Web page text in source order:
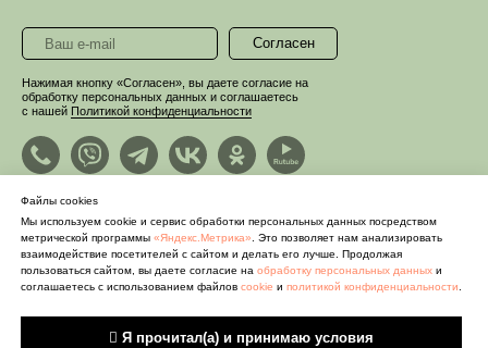
Нажимая кнопку «Согласен», вы даете согласие на
обработку персональных данных и соглашаетесь
с нашей Политикой конфиденциальности
Согласен
краеведческий музей имени А.К. Кузнецова»
Файлы cookies
Мы используем cookie и сервис обработки персональных данных посредством
метрической программы «Яндекс.Метрика». Это позволяет нам анализировать
взаимодействие посетителей с сайтом и делать его лучше. Продолжая
пользоваться сайтом, вы даете согласие на обработку персональных данных и
соглашаетесь с использованием файлов cookie и политикой конфиденциальности.
 Я прочитал(а) и принимаю условия